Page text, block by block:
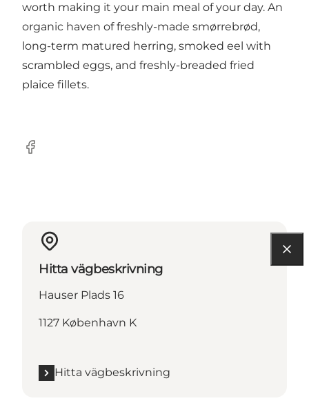
worth making it your main meal of your day. An
organic haven of freshly-made smørrebrød,
long-term matured herring, smoked eel with
scrambled eggs, and freshly-breaded fried
plaice fillets.
Facebook
Hitta vägbeskrivning
Hauser Plads 16
1127 København K
Hitta vägbeskrivning